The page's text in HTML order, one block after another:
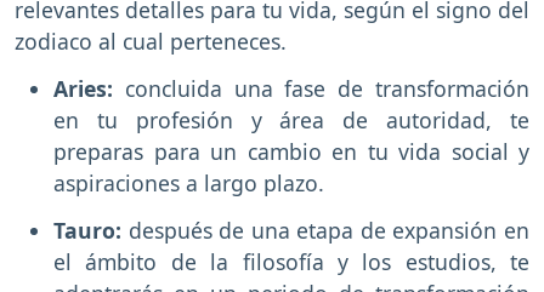
relevantes detalles para tu vida, según el signo del
zodiaco al cual perteneces.
Aries: concluida una fase de transformación
en tu profesión y área de autoridad, te
preparas para un cambio en tu vida social y
aspiraciones a largo plazo.
Tauro: después de una etapa de expansión en
el ámbito de la filosofía y los estudios, te